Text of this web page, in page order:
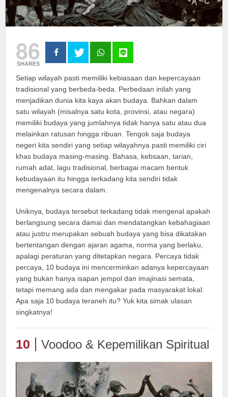
86
SHARES
Setiap wilayah pasti memiliki kebiasaan dan kepercayaan
tradisional yang berbeda-beda. Perbedaan inilah yang
menjadikan dunia kita kaya akan budaya. Bahkan dalam
satu wilayah (misalnya satu kota, provinsi, atau negara)
memiliki budaya yang jumlahnya tidak hanya satu atau dua
melainkan ratusan hingga ribuan. Tengok saja budaya
negeri kita sendiri yang setiap wilayahnya pasti memiliki ciri
khas budaya masing-masing. Bahasa, kebsaan, tarian,
rumah adat, lagu tradisional, berbagai macam bentuk
kebudayaan itu hingga terkadang kita sendiri tidak
mengenalnya secara dalam.
Uniknya, budaya tersebut terkadang tidak mengenal apakah
berlangsung secara damai dan mendatangkan kebahagiaan
atau justru merupakan sebuah budaya yang bisa dikatakan
bertentangan dengan ajaran agama, norma yang berlaku,
apalagi peraturan yang ditetapkan negara. Percaya tidak
percaya, 10 budaya ini mencerminkan adanya kepercayaan
yang bukan hanya isapan jempol dan imajinasi semata,
tetapi memang ada dan mengakar pada masyarakat lokal.
Apa saja 10 budaya teraneh itu? Yuk kita simak ulasan
singkatnya!
10 Voodoo & Kepemilikan Spiritual